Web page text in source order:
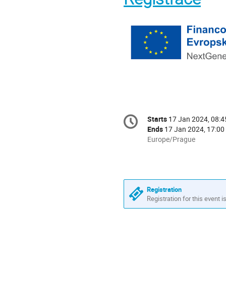
Conference
information
Date/Time
Starts 17 Jan 2024,
Ends 17 Jan 2024, 17:00
All
Europe/Prague
Europe/Prague
Registration
Registration for this event